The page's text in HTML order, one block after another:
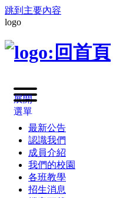
跳到主要內容
logo
展開
選單
最新公告
認識我們
成員介紹
我們的校園
各班教學
招生消息